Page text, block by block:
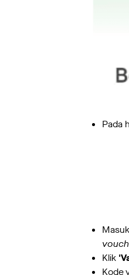
Pada
Klik
Kode